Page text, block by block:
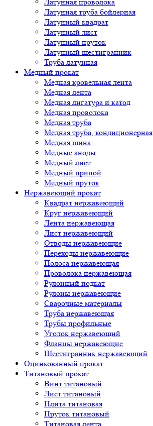
Латунная труба бойлерная
Латунный квадрат
Латунный лист
Латунный пруток
Латунный шестигранник
Труба латунная
Медный прокат
Медная кровельная лента
Медная лента
Медная лигатура и катод
Медная проволока
Медная труба
Медная труба, кондиционерная
Медная шина
Медные аноды
Медный лист
Медный припой
Медный пруток
Нержавеющий прокат
Квадрат нержавеющий
Круг нержавеющий
Лента нержавеющая
Лист нержавеющий
Отводы нержавеющие
Переходы нержавеющие
Полоса нержавеющая
Проволока нержавеющая
Рулонный подкат
Рулоны нержавеющие
Сварочные материалы
Труба нержавеющая
Трубы профильные
Уголок нержавеющий
Фланцы нержавеющие
Шестигранник нержавеющий
Оцинкованный прокат
Титановый прокат
Винт титановый
Лист титановый
Плита титановая
Пруток титановый
Титановая лента